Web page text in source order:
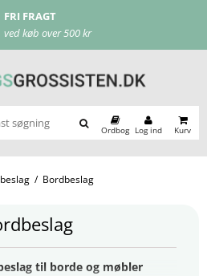
FRI FRAGT
ved køb over 500 kr
Ordbog Log ind Kurv
/ Bordbeslag
til borde og møbler